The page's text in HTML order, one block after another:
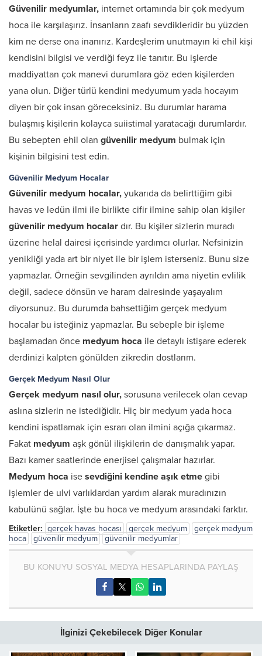
Güvenilir medyumlar, internet ortamında bir çok medyum
hoca ile karşılaşırız. İnsanların zaafı sevdikleridir bu yüzden
kim ne derse ona inanırız. Kardeşlerim unutmayın ki ehil kişi
kendisini bilgisi ve verdiği feyz ile tanıtır. Bu işlerde
maddiyattan çok manevi durumlara göz eden kişilerden
yana olun. Diğer türlü kendini medyumum yada hocayım
diyen bir çok insan göreceksiniz. Bu durumlar harama
bulaşmış kişilerin kolayca suiistimal yaratacağı durumlardır.
Bu sebepten ehil olan güvenilir medyum bulmak için
kişinin bilgisini test edin.
Güvenilir Medyum Hocalar
Güvenilir medyum hocalar, yukarıda da belirttiğim gibi
havas ve ledün ilmi ile birlikte cifir ilmine sahip olan kişiler
güvenilir medyum hocalar dır. Bu kişiler sizlerin muradı
üzerine helal dairesi içerisinde yardımcı olurlar. Nefsinizin
yenikliği yada art bir niyet ile bir işlem isterseniz. Bunu size
yapmazlar. Örneğin sevgilinden ayrıldın ama niyetin evlilik
değil, sadece dönsün ve haram dairesinde yaşayalım
diyorsunuz. Bu durumda bahsettiğim gerçek medyum
hocalar bu isteğiniz yapmazlar. Bu sebeple bir işleme
başlamadan önce medyum hoca ile detaylı istişare ederek
derdinizi kalpten gönülden zikredin dostlarım.
Gerçek Medyum Nasıl Olur
Gerçek medyum nasıl olur, sorusuna verilecek olan cevap
aslına sizlerin ne istediğidir. Hiç bir medyum yada hoca
kendini ispatlamak için esrarı olan ilmini açığa çıkarmaz.
Fakat medyum aşk gönül ilişkilerin de danışmalık yapar.
Bazı kamer saatlerinde enerjisel çalışmalar hazırlar.
Medyum hoca ise sevdiğini kendine aşık etme gibi
işlemler de ulvi varlıklardan yardım alarak muradınızın
kabulünü sağlar. İşte bu hoca ve medyum arasındaki farktır.
Etiketler: gerçek havas hocası gerçek medyum
gerçek medyum
hoca
güvenilir medyum güvenilir medyumlar
BU KONUYU SOSYAL MEDYA HESAPLARINDA PAYLAŞ
İlginizi Çekebilecek Diğer Konular